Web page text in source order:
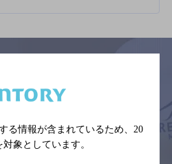
ご意見・ご感想
れることがありますので、
店くださいますようお願い申し上げま
す。
る情報が含まれているため、 20
象としています。